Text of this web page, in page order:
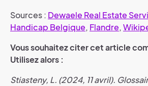
Sources : Dewaele Real Estate
Handicap Belgique, Flandre,
Vous souhaitez citer cet article
Utilisez alors :
Stiasteny, L. (2024, 11 avril).